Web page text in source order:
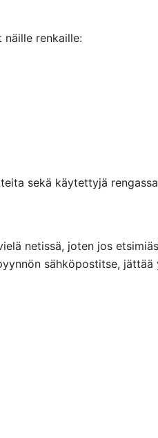
näille renkaille:
sekä käytettyjä
netissä, joten jos
sähköpostitse,